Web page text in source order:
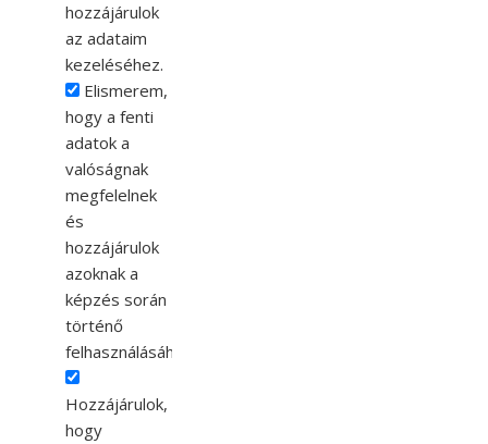
hozzájárulok
az adataim
kezeléséhez.
Elismerem,
hogy a fenti
adatok a
valóságnak
megfelelnek
és
hozzájárulok
azoknak a
képzés során
történő
felhasználásához.
Hozzájárulok,
hogy